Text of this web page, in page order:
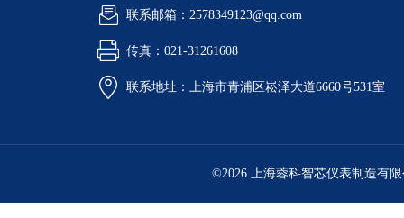
联系邮箱：2578349123@qq.com
传真：021-31261608
联系地址：上海市青浦区崧泽大道6660号531室
©2026 上海蓉科智芯仪表制造有